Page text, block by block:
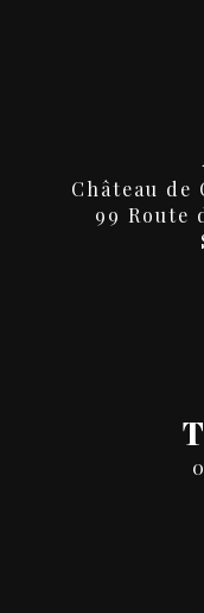
Château de Crespé, Lieu-dit Crespé
99 Route